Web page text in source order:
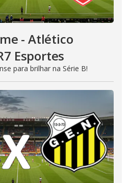
- Atlético
Esportes
para brilhar na Série B!